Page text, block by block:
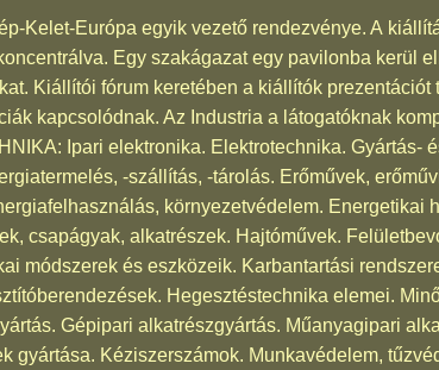
Kelet-Európa egyik vezető rendezvénye. A
Egy szakágazat egy pavilonba kerül
Kiállítói fórum keretében a kiállítók prezentációt
kapcsolódnak. Az Industria a látogatóknak
Ipari elektronika. Elektrotechnika. Gyártás-
-szállítás, -tárolás. Erőművek,
környezetvédelem. Energetikai
csapágyak, alkatrészek. Hajtóművek.
módszerek és eszközeik. Karbantartási
Hegesztéstechnika elemei.
Gépipari alkatrészgyártás. Műanyagipari
gyártása. Kéziszerszámok. Munkavédelem,